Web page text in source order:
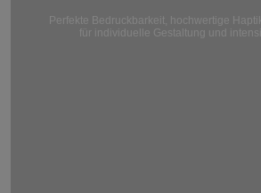
Perfekte Bedruckbarkeit, hochwertige
für individuelle Gestaltung und